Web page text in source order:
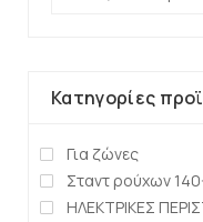
Κατηγορίες
Για ζώνες
Σταντ ρούχων
ΗΛΕΚΤΡΙΚΕΣ